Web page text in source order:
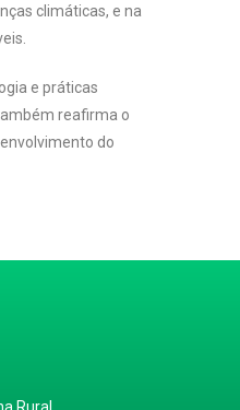
climáticas, e na
e práticas
reafirma o
do